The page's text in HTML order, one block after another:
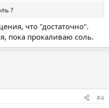
?
что "достаточно".
пока прокаливаю соль.
#4